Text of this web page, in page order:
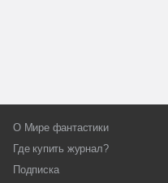
О Мире фантастики
Где купить журнал?
Подписка